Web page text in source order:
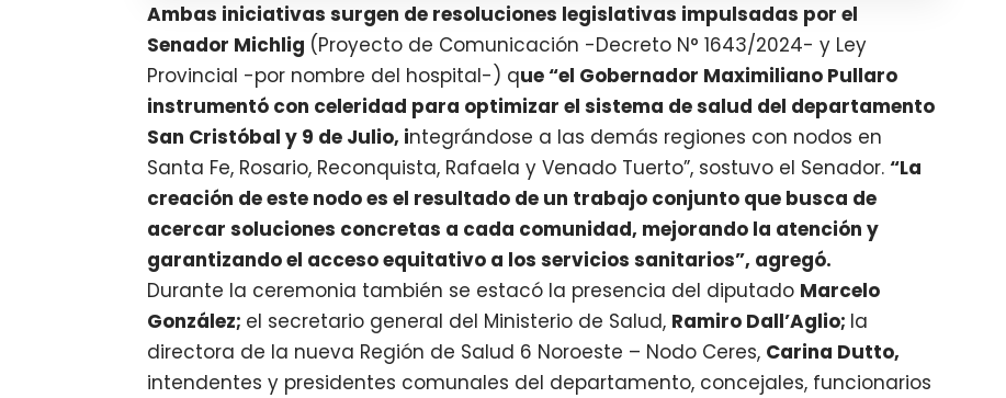
Ambas iniciativas surgen de resoluciones legislativas impulsadas por el
Senador Michlig (Proyecto de Comunicación -Decreto N° 1643/2024- y Ley
Provincial -por nombre del hospital-) que “el Gobernador Maximiliano Pullaro
instrumentó con celeridad para optimizar el sistema de salud del departamento
San Cristóbal y 9 de Julio, integrándose a las demás regiones con nodos en
Santa Fe, Rosario, Reconquista, Rafaela y Venado Tuerto”, sostuvo el Senador.“La
creación de este nodo es el resultado de un trabajo conjunto que busca de
acercar soluciones concretas a cada comunidad, mejorando la atención y
garantizando el acceso equitativo a los servicios sanitarios”, agregó.
Durante la ceremonia también se estacó la presencia del diputado Marcelo
González; el secretario general del Ministerio de Salud, Ramiro Dall’Aglio; la
directora de la nueva Región de Salud 6 Noroeste – Nodo Ceres, Carina Dutto,
intendentes y presidentes comunales del departamento, concejales, funcionarios